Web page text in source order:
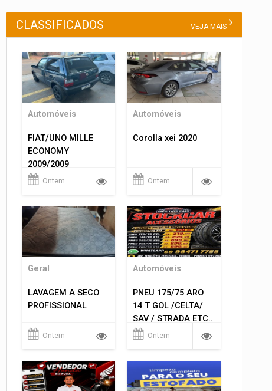
CLASSIFICADOS VEJA MAIS
Automóveis
FIAT/UNO MILLE
ECONOMY
2009/2009
Ontem
Automóveis
Corolla xei 2020
Ontem
Geral
LAVAGEM A SECO
PROFISSIONAL
Ontem
Automóveis
PNEU 175/75 ARO
14 T GOL /CELTA/
SAV / STRADA ETC..
R$ 219,99
Ontem